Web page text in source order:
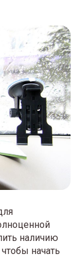
наличию
начать